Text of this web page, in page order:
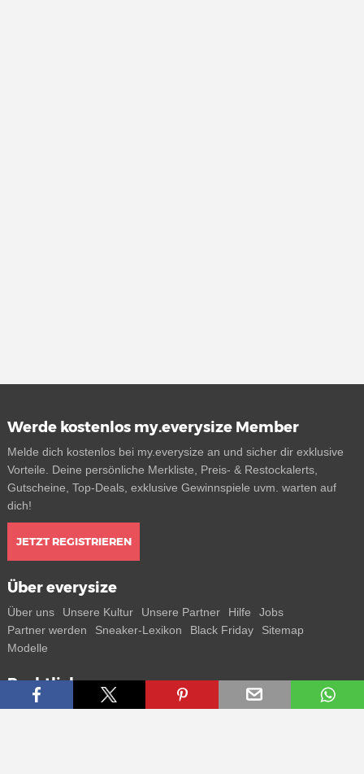
Werde kostenlos my.everysize Member
Melde dich kostenlos bei my.everysize an und sicher dir exklusive
Vorteile. Deine persönliche Merkliste, Preis- & Restockalerts,
Gutscheine, Top-Deals, exklusive Gewinnspiele uvm. warten auf
dich!
JETZT REGISTRIEREN
Über everysize
Über uns Unsere Kultur Unsere Partner Hilfe
Jobs
Partner werden
Sneaker-Lexikon Black Friday
Sitemap
Modelle
Rechtliches
AGB Datenschutz Impressum Kontakt